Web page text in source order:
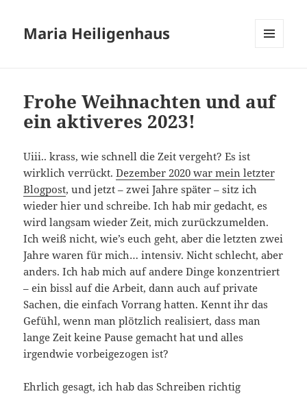
Maria Heiligenhaus
Frohe Weihnachten und auf
ein aktiveres 2023!
Uiii.. krass, wie schnell die Zeit vergeht? Es ist
wirklich verrückt.Dezember 2020 war mein letzter
Blogpost, und jetzt – zwei Jahre später – sitz ich
wieder hier und schreibe. Ich hab mir gedacht, es
wird langsam wieder Zeit, mich zurückzumelden.
Ich weiß nicht, wie’s euch geht, aber die letzten zwei
Jahre waren für mich… intensiv. Nicht schlecht, aber
anders. Ich hab mich auf andere Dinge konzentriert
– ein bissl auf die Arbeit, dann auch auf private
Sachen, die einfach Vorrang hatten. Kennt ihr das
Gefühl, wenn man plötzlich realisiert, dass man
lange Zeit keine Pause gemacht hat und alles
irgendwie vorbeigezogen ist?
Ehrlich gesagt, ich hab das Schreiben richtig